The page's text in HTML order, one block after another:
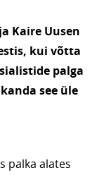
Kaire Uusen
kui võtta
palga
see üle
palka alates